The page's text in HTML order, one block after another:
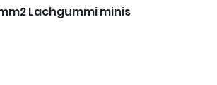
Lachgummi minis